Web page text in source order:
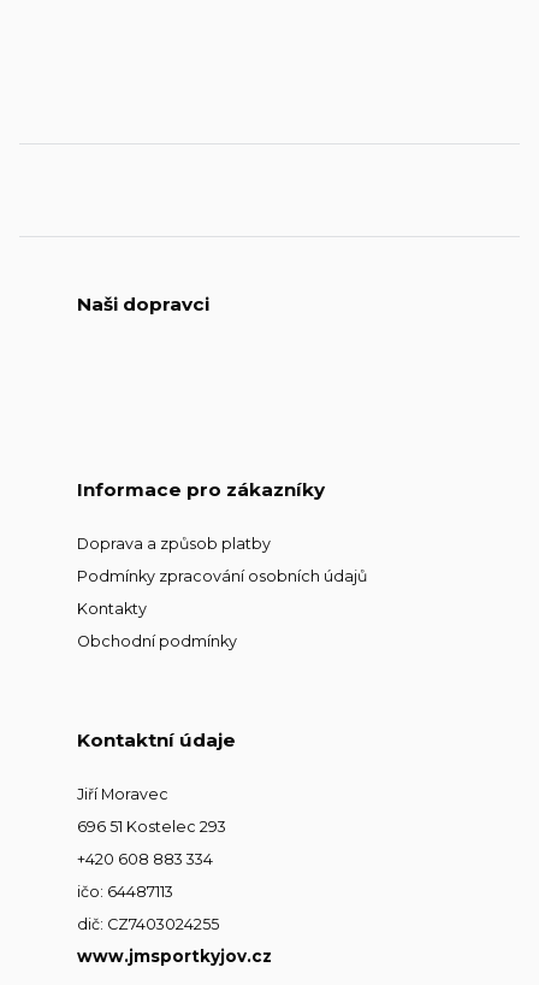
Naši dopravci
Informace pro zákazníky
Doprava a způsob platby
Podmínky zpracování osobních údajů
Kontakty
Obchodní podmínky
Kontaktní údaje
Jiří Moravec
696 51 Kostelec 293
+420 608 883 334
ičo: 64487113
dič: CZ7403024255
www.jmsportkyjov.cz